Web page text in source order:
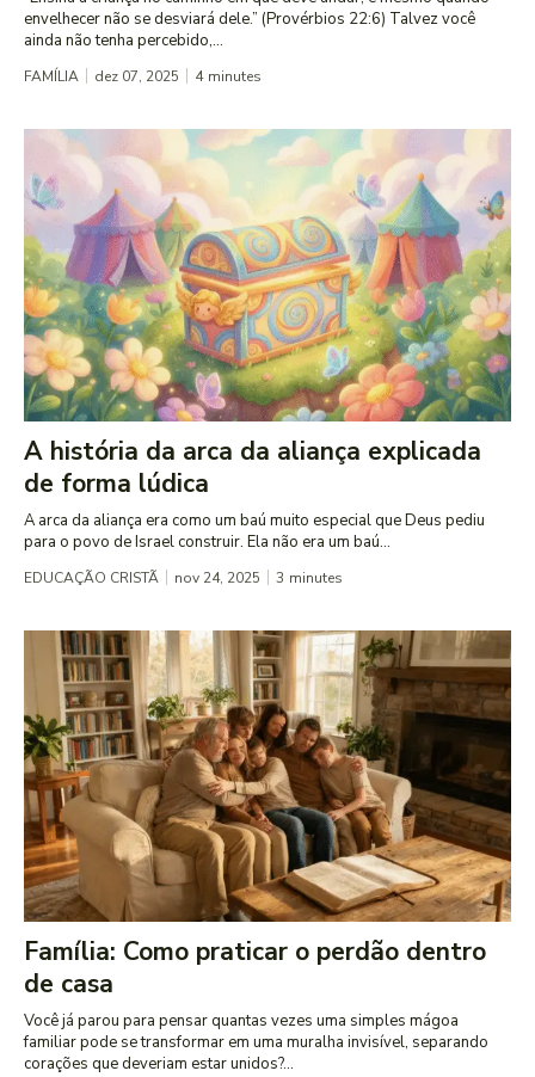
envelhecer não se desviará dele.” (Provérbios 22:6) Talvez você
ainda não tenha percebido,...
FAMÍLIA dez 07, 2025 4 minutes
A história da arca da aliança explicada
de forma lúdica
A arca da aliança era como um baú muito especial que Deus pediu
para o povo de Israel construir. Ela não era um baú...
EDUCAÇÃO CRISTÃ nov 24, 2025 3 minutes
Família: Como praticar o perdão dentro
de casa
Você já parou para pensar quantas vezes uma simples mágoa
familiar pode se transformar em uma muralha invisível, separando
corações que deveriam estar unidos?...